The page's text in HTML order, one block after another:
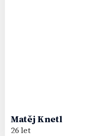
Matěj Knetl
26 let